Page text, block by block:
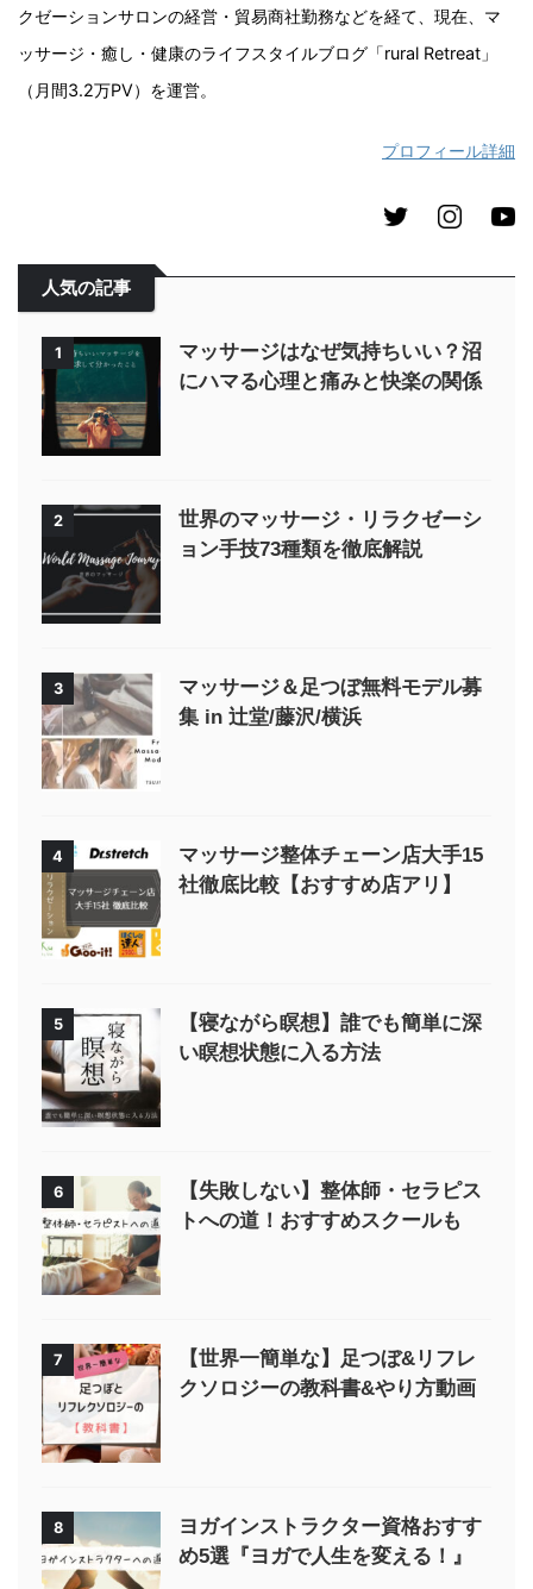
クゼーションサロンの経営・貿易商社勤務などを経て、現在、マ
ッサージ・癒し・健康のライフスタイルブログ「rural Retreat」
（月間3.2万PV）を運営。
プロフィール詳細
人気の記事
1
マッサージはなぜ気持ちいい？沼
にハマる心理と痛みと快楽の関係
2
世界のマッサージ・リラクゼーシ
ョン手技73種類を徹底解説
3
マッサージ＆足つぼ無料モデル募
集 in 辻堂/藤沢/横浜
4
マッサージ整体チェーン店大手15
社徹底比較【おすすめ店アリ】
5
【寝ながら瞑想】誰でも簡単に深
い瞑想状態に入る方法
6
【失敗しない】整体師・セラピス
トへの道！おすすめスクールも
7
【世界一簡単な】足つぼ&リフレ
クソロジーの教科書&やり方動画
8
ヨガインストラクター資格おすす
め5選『ヨガで人生を変える！』